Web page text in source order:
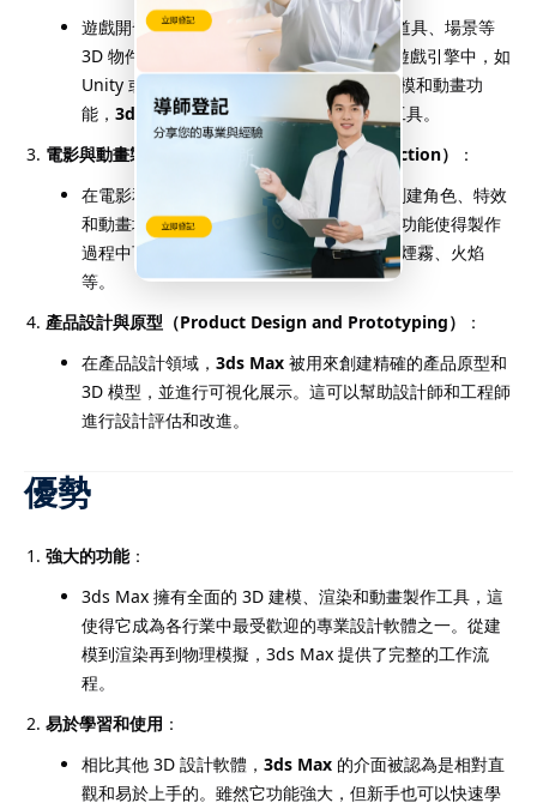
遊戲開發者使用3ds Max創建遊戲角色、道具、場景等
3D 物件。這些模型和動畫可以直接導入到遊戲引擎中，如
Unity 或 Unreal Engine。由於其強大的建模和動畫功
能， 3ds Max是許多遊戲開發公司首選的工具。
電影與動畫製作（Film and Animation Production）
：
在電影和電視動畫領域，3ds Max 被用來創建角色、特效
和動畫場景。它的高效渲染引擎和物理模擬功能使得製作
過程中可以產生真實的視覺效果，如爆炸、煙霧、火焰
等。
產品設計與原型（Product Design and Prototyping）
：
在產品設計領域， 3ds Max 被用來創建精確的產品原型和
3D 模型，並進行可視化展示。這可以幫助設計師和工程師
進行設計評估和改進。
優勢
強大的功能：
3ds Max 擁有全面的 3D 建模、渲染和動畫製作工具，這
使得它成為各行業中最受歡迎的專業設計軟體之一。從建
模到渲染再到物理模擬，3ds Max 提供了完整的工作流
程。
易於學習和使用 ：
相比其他 3D 設計軟體， 3ds Max 的介面被認為是相對直
觀和易於上手的。雖然它功能強大，但新手也可以快速學